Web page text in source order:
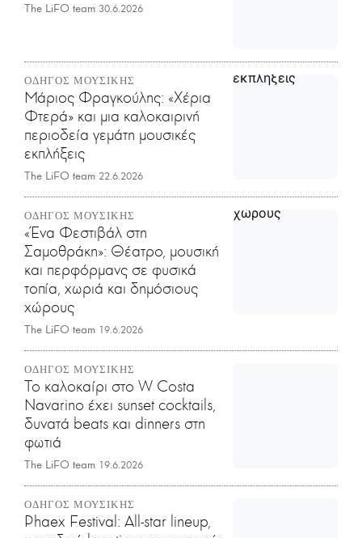
The LiFO team 30.6.2026
ΟΔΗΓΟΣ ΜΟΥΣΙΚΗΣ
Μάριος Φραγκούλης: «Χέρια
Φτερά» και μια καλοκαιρινή
περιοδεία γεμάτη μουσικές
εκπλήξεις
The LiFO team 22.6.2026
ΟΔΗΓΟΣ ΜΟΥΣΙΚΗΣ
«Ένα Φεστιβάλ στη
Σαμοθράκη»: Θέατρο, μουσική
και περφόρμανς σε φυσικά
τοπία, χωριά και δημόσιους
χώρους
The LiFO team 19.6.2026
ΟΔΗΓΟΣ ΜΟΥΣΙΚΗΣ
Το καλοκαίρι στο W Costa
Navarino έχει sunset cocktails,
δυνατά beats και dinners στη
φωτιά
The LiFO team 19.6.2026
ΟΔΗΓΟΣ ΜΟΥΣΙΚΗΣ
Phaex Festival: All-star lineup,